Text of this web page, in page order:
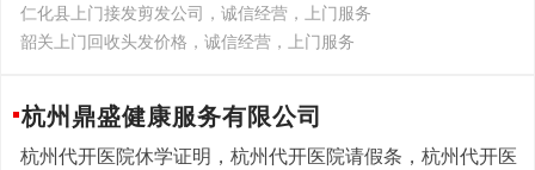
仁化县上门接发剪发公司，诚信经营，上门服务
韶关上门回收头发价格，诚信经营，上门服务
杭州鼎盛健康服务有限公司
杭州代开医院休学证明，杭州代开医院请假条，杭州代开医